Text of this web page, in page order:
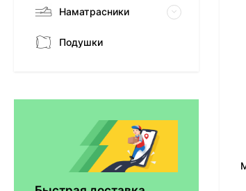
Наматрасники
Подушки
12 468₽
9 351